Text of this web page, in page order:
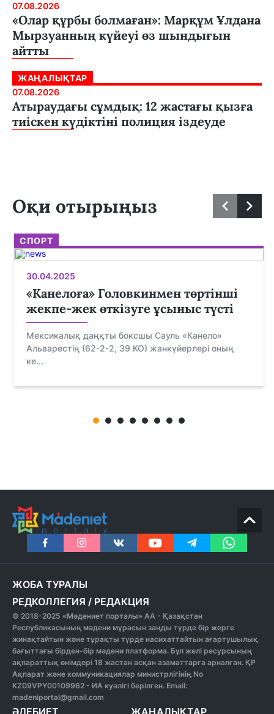
07.08.2026
«Олар құрбы болмаған»: Марқұм Ұлдана
Мырзуанның күйеуі өз шындығын
айтты
ЖАҢАЛЫҚТАР
07.08.2026
Атыраудағы сұмдық: 12 жастағы қызға
тиіскен күдіктіні полиция іздеуде
Оқи отырыңыз
СПОРТ
30.04.2025
«Канелоға» Головкинмен төртінші
жекпе-жек өткізуге ұсыныс түсті
Мексикалық даңқты боксшы Сауль «Канело»
Альварестің (62-2-2, 39 КО) жанкүйерлері оның
ке...
ЖОБА ТУРАЛЫ
РЕДКОЛЛЕГИЯ / РЕДАКЦИЯ
© 2018-2025 «Мәдениет порталы» АА - Қазақстан
Республикасының мәдени мұрасын заңды түрде бір жерге
жинақтайтын және тұрақты түрде насихаттайтын ағартушылық
бағыттағы бірден-бір мәдени платформа. Бұл желі ресурсының
ақпараттық өнімдері 18 жастан асқан азаматтарға арналған. ҚР
Ақпарат және коммуникациялар министрлігінің No
KZ09VPY00109962 - ИА куәлігі берілген. Email:
madeniportal@gmail.com